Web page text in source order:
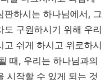
하시는 하나님에서, 그
도 구원하시기 위해 우리
고 쉬게 하시고 위로하시
때, 우리는 하나님과의
시작할 수 있게 되는 것